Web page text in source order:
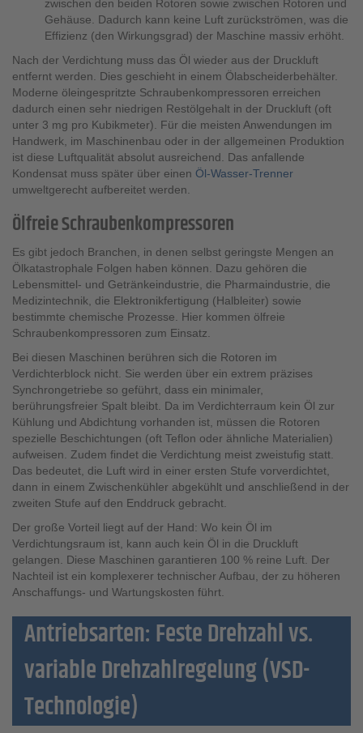
zwischen den beiden Rotoren sowie zwischen Rotoren und
Gehäuse. Dadurch kann keine Luft zurückströmen, was die
Effizienz (den Wirkungsgrad) der Maschine massiv erhöht.
Nach der Verdichtung muss das Öl wieder aus der Druckluft
entfernt werden. Dies geschieht in einem Ölabscheiderbehälter.
Moderne öleingespritzte Schraubenkompressoren erreichen
dadurch einen sehr niedrigen Restölgehalt in der Druckluft (oft
unter 3 mg pro Kubikmeter). Für die meisten Anwendungen im
Handwerk, im Maschinenbau oder in der allgemeinen Produktion
ist diese Luftqualität absolut ausreichend. Das anfallende
Kondensat muss später über einen Öl-Wasser-Trenner
umweltgerecht aufbereitet werden.
Ölfreie Schraubenkompressoren
Es gibt jedoch Branchen, in denen selbst geringste Mengen an
Ölkatastrophale Folgen haben können. Dazu gehören die
Lebensmittel- und Getränkeindustrie, die Pharmaindustrie, die
Medizintechnik, die Elektronikfertigung (Halbleiter) sowie
bestimmte chemische Prozesse. Hier kommen ölfreie
Schraubenkompressoren zum Einsatz.
Bei diesen Maschinen berühren sich die Rotoren im
Verdichterblock nicht. Sie werden über ein extrem präzises
Synchrongetriebe so geführt, dass ein minimaler,
berührungsfreier Spalt bleibt. Da im Verdichterraum kein Öl zur
Kühlung und Abdichtung vorhanden ist, müssen die Rotoren
spezielle Beschichtungen (oft Teflon oder ähnliche Materialien)
aufweisen. Zudem findet die Verdichtung meist zweistufig statt.
Das bedeutet, die Luft wird in einer ersten Stufe vorverdichtet,
dann in einem Zwischenkühler abgekühlt und anschließend in der
zweiten Stufe auf den Enddruck gebracht.
Der große Vorteil liegt auf der Hand: Wo kein Öl im
Verdichtungsraum ist, kann auch kein Öl in die Druckluft
gelangen. Diese Maschinen garantieren 100 % reine Luft. Der
Nachteil ist ein komplexerer technischer Aufbau, der zu höheren
Anschaffungs- und Wartungskosten führt.
Antriebsarten: Feste Drehzahl vs.
variable Drehzahlregelung (VSD-
Technologie)